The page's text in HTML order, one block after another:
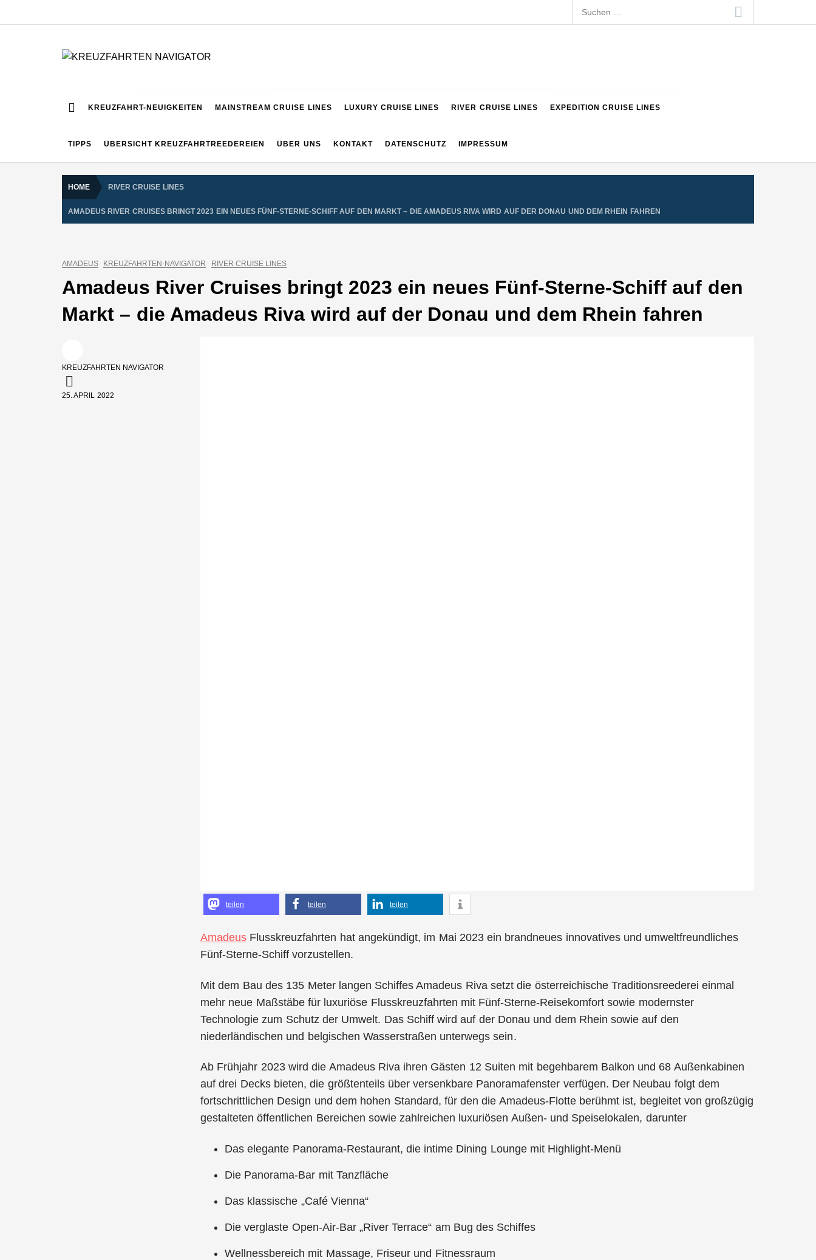
to
Suchen
nach:
KREUZFAHRT-NEUIGKEITEN MAINSTREAM CRUISE LINES LUXURY CRUISE LINES RIVER CRUISE LINES EXPEDITION CRUISE LINES
TIPPS ÜBERSICHT KREUZFAHRTREEDEREIEN ÜBER UNS KONTAKT DATENSCHUTZ IMPRESSUM
HOME RIVER CRUISE LINES
AMADEUS RIVER CRUISES BRINGT 2023 EIN NEUES FÜNF-STERNE-SCHIFF AUF DEN MARKT – DIE AMADEUS RIVA WIRD AUF DER DONAU UND DEM RHEIN FAHREN
AMADEUS KREUZFAHRTEN-NAVIGATOR RIVER CRUISE LINES
Amadeus River Cruises bringt 2023 ein neues Fünf-Sterne-Schiff auf den
Markt – die Amadeus Riva wird auf der Donau und dem Rhein fahren
KREUZFAHRTEN NAVIGATOR
25. APRIL 2022
teilen teilen teilen
Amadeus Flusskreuzfahrten hat angekündigt, im Mai 2023 ein brandneues innovatives und umweltfreundliches
Fünf-Sterne-Schiff vorzustellen.
Mit dem Bau des 135 Meter langen Schiffes Amadeus Riva setzt die österreichische Traditionsreederei einmal
mehr neue Maßstäbe für luxuriöse Flusskreuzfahrten mit Fünf-Sterne-Reisekomfort sowie modernster
Technologie zum Schutz der Umwelt. Das Schiff wird auf der Donau und dem Rhein sowie auf den
niederländischen und belgischen Wasserstraßen unterwegs sein.
Ab Frühjahr 2023 wird die Amadeus Riva ihren Gästen 12 Suiten mit begehbarem Balkon und 68 Außenkabinen
auf drei Decks bieten, die größtenteils über versenkbare Panoramafenster verfügen. Der Neubau folgt dem
fortschrittlichen Design und dem hohen Standard, für den die Amadeus-Flotte berühmt ist, begleitet von großzügig
gestalteten öffentlichen Bereichen sowie zahlreichen luxuriösen Außen- und Speiselokalen, darunter
Das elegante Panorama-Restaurant, die intime Dining Lounge mit Highlight-Menü
Die Panorama-Bar mit Tanzfläche
Das klassische „Café Vienna“
Die verglaste Open-Air-Bar „River Terrace“ am Bug des Schiffes
Wellnessbereich mit Massage, Friseur und Fitnessraum